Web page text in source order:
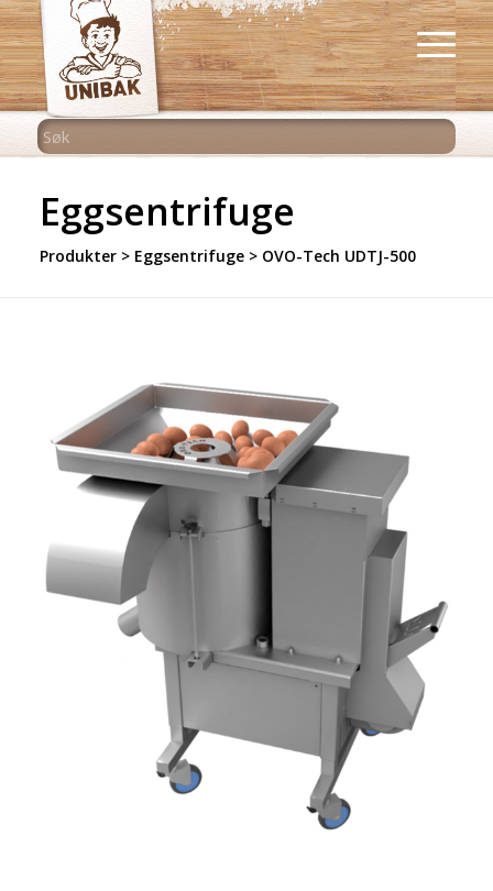
Eggsentrifuge
Produkter> Eggsentrifuge> OVO-Tech UDTJ-500